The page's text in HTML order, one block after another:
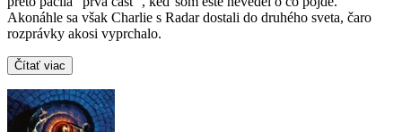
Akonáhle sa však Charlie s Radar dostali do druhého sveta, čaro
rozprávky akosi vyprchalo.
Čítať viac